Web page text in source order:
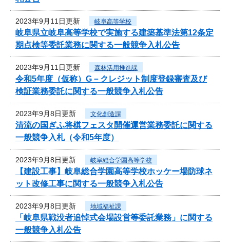
2023年9月11日更新 岐阜高等学校
岐阜県立岐阜高等学校で実施する建築基準法第12条定
期点検等委託業務に関する一般競争入札公告
2023年9月11日更新 森林活用推進課
令和5年度（仮称）G－クレジット制度登録審査及び
検証業務委託に関する一般競争入札公告
2023年9月8日更新 文化創造課
清流の国ぎふ将棋フェスタ開催運営業務委託に関する
一般競争入札（令和5年度）
2023年9月8日更新 岐阜総合学園高等学校
【建設工事】岐阜総合学園高等学校ホッケー場防球ネ
ット改修工事に関する一般競争入札公告
2023年9月8日更新 地域福祉課
「岐阜県戦没者追悼式会場設営等委託業務」に関する
一般競争入札公告